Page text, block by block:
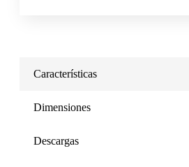
Características
Dimensiones
Descargas